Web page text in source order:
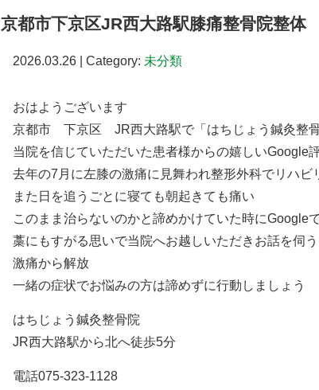
京都市下京区JR西大路駅膝痛整骨院整体
2026.03.26 | Category: 未分類
おはようございます
京都市 下京区 JR西大路駅で「はちじょう鍼灸整
当院を信じていただいた患者様からの嬉しいGoogle
去年の7月に左膝の激痛に見舞われ整形外科でリハビ
また日を追うごとに寝ても朝起きても痛い
このまま治らないのかと諦めかけていた時にGoogle
藁にもすがる思いで当院へお越しいただきお話を伺
激痛から解放
一緒の症状でお悩みの方は諦めずに行動しましょう
はちじょう鍼灸整骨院
JR西大路駅から北へ徒歩5分
電話075-323-1128